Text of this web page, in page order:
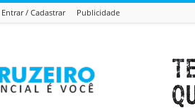
Entrar / Cadastrar Publicidade